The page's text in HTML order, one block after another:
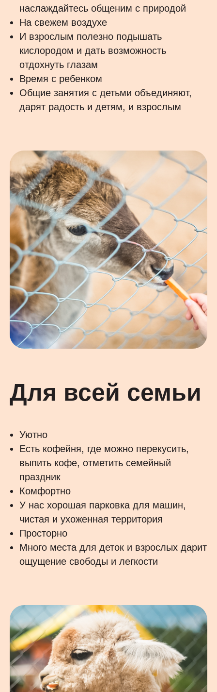
наслаждайтесь общеним с природой
На свежем воздухе
И взрослым полезно подышать
кислородом и дать возможность
отдохнуть глазам
Время с ребенком
Общие занятия с детьми объединяют,
дарят радость и детям, и взрослым
Для всей семьи
Уютно
Есть кофейня, где можно перекусить,
выпить кофе, отметить семейный
праздник
Комфортно
У нас хорошая парковка для машин,
чистая и ухоженная территория
Просторно
Много места для деток и взрослых дарит
ощущение свободы и легкости